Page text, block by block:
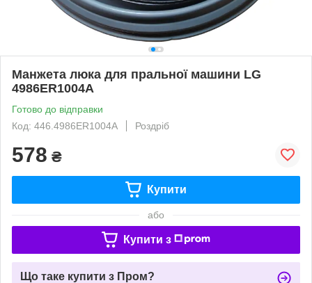
Манжета люка для пральної машини LG
4986ER1004A
Готово до відправки
Код: 446.4986ER1004A
Роздріб
578 ₴
Купити
або
Купити з
Що таке купити з Пром?